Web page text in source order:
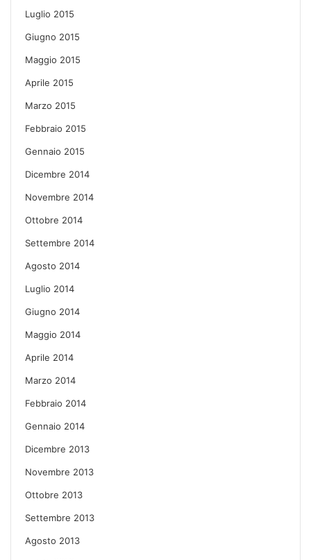
Luglio 2015
Giugno 2015
Maggio 2015
Aprile 2015
Marzo 2015
Febbraio 2015
Gennaio 2015
Dicembre 2014
Novembre 2014
Ottobre 2014
Settembre 2014
Agosto 2014
Luglio 2014
Giugno 2014
Maggio 2014
Aprile 2014
Marzo 2014
Febbraio 2014
Gennaio 2014
Dicembre 2013
Novembre 2013
Ottobre 2013
Settembre 2013
Agosto 2013